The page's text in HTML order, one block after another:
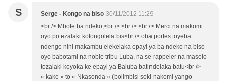
S Serge - Kongo na biso 30/11/2012 11:29
<br /> Mbote ba ndeko,<br /> <br /> <br /> Merci na makomi
oyo po ezalaki kofongolela bis<br /> oba portes toyeba
ndenge nini makambu elekelaka epayi ya ba ndeko na biso
oyo babotami na noble tribu Luba, na se rappeler na masolo
tozalaki koyoka ke epayi ya Baluba batindelaka batu<br />
« kake » to « Nkasonda » (bolimbisi soki nakomi yango